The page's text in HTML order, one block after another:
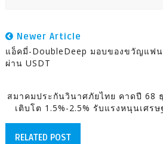
Newer Article
แอ็คมี่-DoubleDeep มอบของขวัญแฟ
ผ่าน USDT
สมาคมประกันวินาศภัยไทย คาดปี 68
เติบโต 1.5%-2.5% รับแรงหนุนเศร
RELATED POST